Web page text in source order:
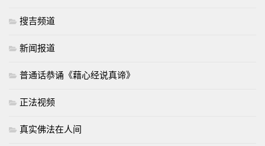
搜吉频道
新闻报道
普通话恭诵《藉心经说真谛》
正法视频
真实佛法在人间